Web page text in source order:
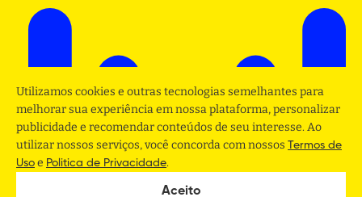
Utilizamos cookies e outras tecnologias semelhantes para
melhorar sua experiência em nossa plataforma, personalizar
publicidade e recomendar conteúdos de seu interesse. Ao
utilizar nossos serviços, você concorda com nossos Termos de
Uso e Politica de Privacidade.
Aceito